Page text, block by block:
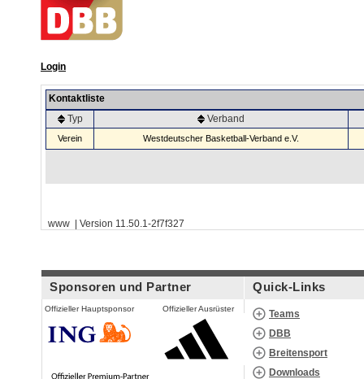
Login
Kontaktliste
Typ
Verband
Verein Westdeutscher Basketball-Verband e.V.
www | Version 11.50.1-2f7f327
Sponsoren und Partner
Offizieller Hauptsponsor Offizieller Ausrüster
Quick-Links
Teams
DBB
Breitensport
Downloads